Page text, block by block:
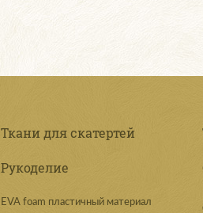
Ткани для скатертей
Рукоделие
EVA foam пластичный материал